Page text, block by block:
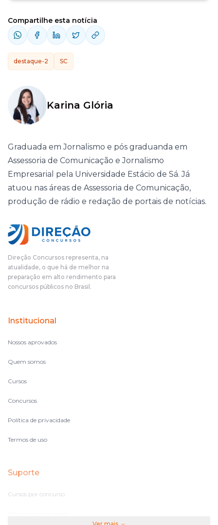
Compartilhe esta notícia
destaque-2 SC
Karina Glória
Graduada em Jornalismo e pós graduanda em
Assessoria de Comunicação e Jornalismo
Empresarial pela Universidade Estácio de Sá. Já
atuou nas áreas de Assessoria de Comunicação,
produção de rádio e redação de portais de notícias.
Direção Concursos representa, na
atualidade, o que há de melhor na
preparação em alto rendimento para
concursos públicos no Brasil.
Institucional
Nossos aprovados
Quem somos
Cursos
Concursos
Política de privacidade
Termos de uso
Suporte
Cursos por concurso